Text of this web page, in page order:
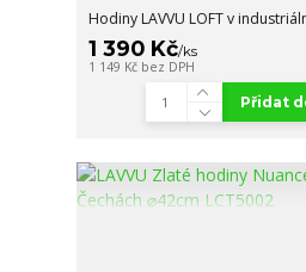
Hodiny LAVVU LOFT v
1 390 Kč/ks
1 149 Kč bez DPH
Přidat